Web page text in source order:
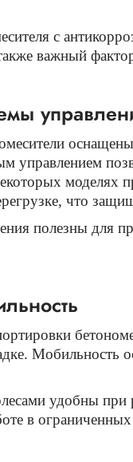
с
важный
управлением
моделях
что
полезны для
Мобильность
удобны при
в